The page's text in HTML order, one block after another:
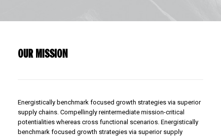
OUR MISSION
Energistically benchmark focused growth strategies via superior
supply chains. Compellingly reintermediate mission-critical
potentialities whereas cross functional scenarios. Energistically
benchmark focused growth strategies via superior supply